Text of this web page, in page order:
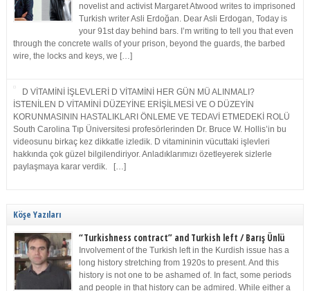
novelist and activist Margaret Atwood writes to imprisoned
Turkish writer Asli Erdoğan. Dear Asli Erdogan, Today is
your 91st day behind bars. I’m writing to tell you that even
through the concrete walls of your prison, beyond the guards, the barbed
wire, the locks and keys, we […]
D VİTAMİNİ İŞLEVLERİ D VİTAMİNİ HER GÜN MÜ ALINMALI?
İSTENİLEN D VİTAMİNİ DÜZEYİNE ERİŞİLMESİ VE O DÜZEYİN
KORUNMASININ HASTALIKLARI ÖNLEME VE TEDAVİ ETMEDEKİ ROLÜ
South Carolina Tıp Üniversitesi profesörlerinden Dr. Bruce W. Hollis’in bu
videosunu birkaç kez dikkatle izledik. D vitamininin vücuttaki işlevleri
hakkında çok güzel bilgilendiriyor. Anladıklarımızı özetleyerek sizlerle
paylaşmaya karar verdik. […]
Köşe Yazıları
“Turkishness contract” and Turkish left / Barış Ünlü
Involvement of the Turkish left in the Kurdish issue has a
long history stretching from 1920s to present. And this
history is not one to be ashamed of. In fact, some periods
and people in that history can be admired. While either a